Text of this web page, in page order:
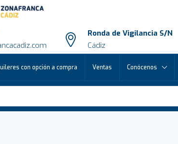
Ronda de Vigilancia S/N
Cádiz
con opción a compra Ventas Conócenos